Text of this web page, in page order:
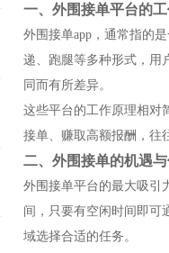
一、外围接单平台的
外围接单app，通常指的
递、跑腿等多种形式，用
同而有所差异。
这些平台的工作原理相对
接单、赚取高额报酬，往
二、外围接单的机遇
外围接单平台的最大吸引
间，只要有空闲时间即可
域选择合适的任务。